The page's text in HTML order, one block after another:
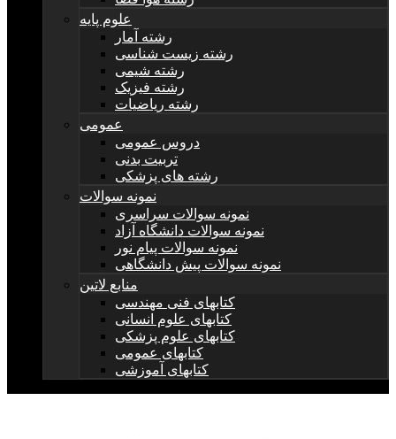
علوم پایه
رشته آمار
رشته زیست شناسی
رشته شیمی
رشته فیزیک
رشته ریاضیات
عمومی
دروس عمومی
تربیت بدنی
رشته های پزشکی
نمونه سوالات
نمونه سوالات سراسری
نمونه سوالات دانشگاه آزاد
نمونه سوالات پیام نور
نمونه سوالات پیش دانشگاهی
منابع لاتین
کتابهای فنی مهندسی
کتابهای علوم انسانی
کتابهای علوم پزشکی
کتابهای عمومی
کتابهای آموزشی